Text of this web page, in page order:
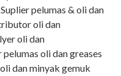
pelumas & oli dan
oli dan
oli dan
pelumas oli dan greases
dan minyak gemuk